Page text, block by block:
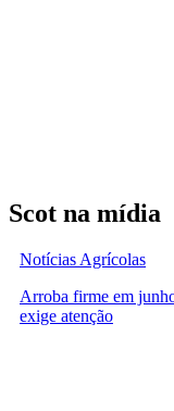
Scot na mídia
Notícias Agrícolas
Arroba firme em
exige atenção